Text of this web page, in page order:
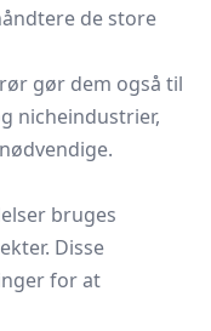
de store
gør dem også til
nicheindustrier,
bruges
Disse
for at